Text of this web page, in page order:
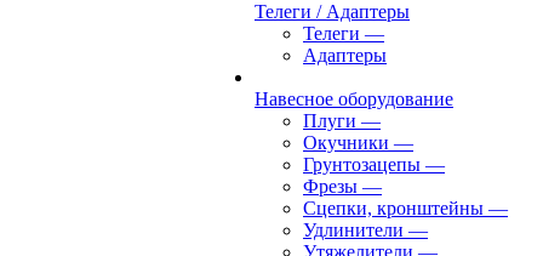
Телеги / Адаптеры
Телеги —
Адаптеры
Навесное оборудование
Плуги —
Окучники —
Грунтозацепы —
Фрезы —
Сцепки, кронштейны —
Удлинители —
Утяжелители —